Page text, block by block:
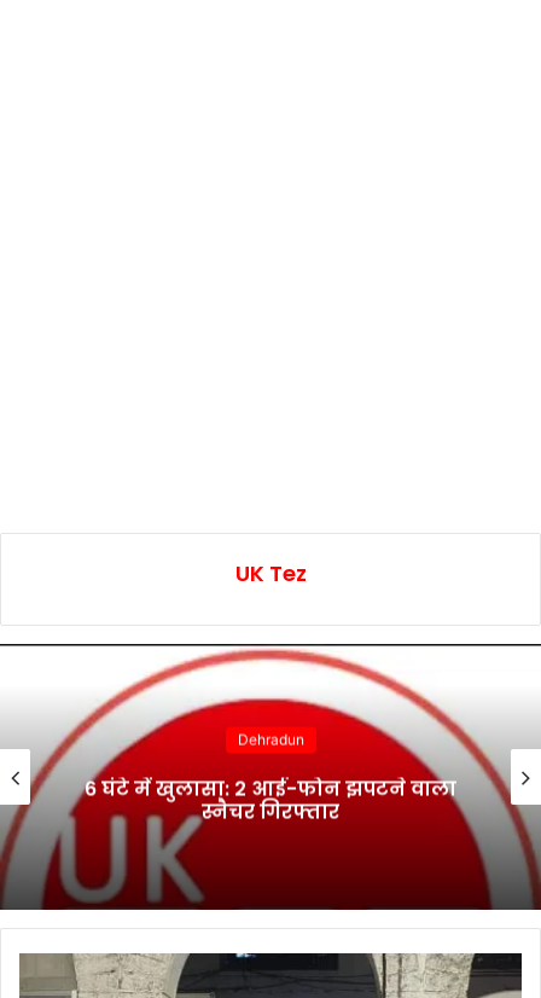
UK Tez
Dehradun
भानियावाला में आयोजित स्वैच्छिक रक्तदान
शिविर में 41 रक्तवीरों ने किया रक्तदान